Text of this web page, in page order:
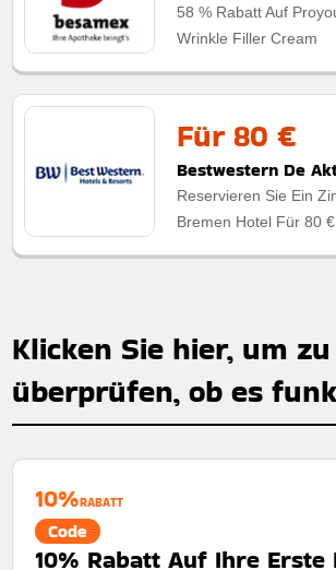
58 % Rabatt Auf
Wrinkle Filler Cream
Für 80 €
Bestwestern De
Reservieren Sie Ein
Bremen Hotel Für 80 €
Klicken Sie hier, um zu
überprüfen, ob es
10%RABATT
Code
10% Rabatt Auf Ihre Erste